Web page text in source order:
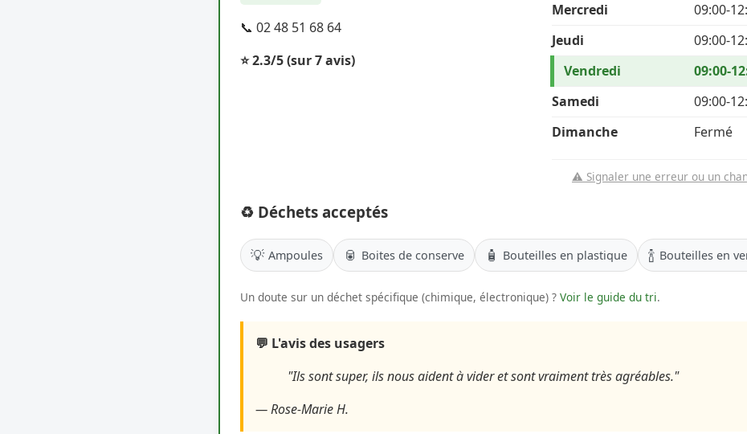
📞 02 48 51 68 64
⭐ 2.3/5(sur 7 avis)
Mercredi
09:00-
Jeudi
09:00-
Vendredi
09:00-
Samedi
09:00-
Dimanche
Fermé
⚠️ Signaler une erreur ou un
♻️ Déchets acceptés
💡 Ampoules 🥫 Boites de conserve 🧴 Bouteilles en plastique 🍾 Bouteilles en
Un doute sur un déchet spécifique (chimique, électronique) ? Voir le guide du tri.
💬 L'avis des usagers
"Ils sont super, ils nous aident à vider et sont vraiment très agréables."
— Rose-Marie H.